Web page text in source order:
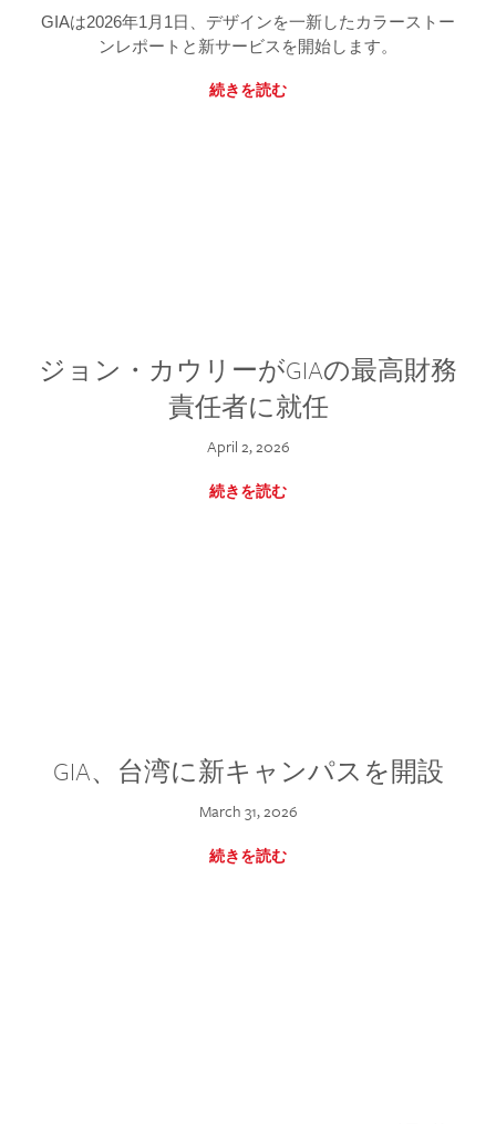
GIAは2026年1月1日、デザインを一新したカラーストー
ンレポートと新サービスを開始します。
続きを読む
ジョン・カウリーがGIAの最高財務
責任者に就任
April 2, 2026
続きを読む
GIA、台湾に新キャンパスを開設
March 31, 2026
続きを読む